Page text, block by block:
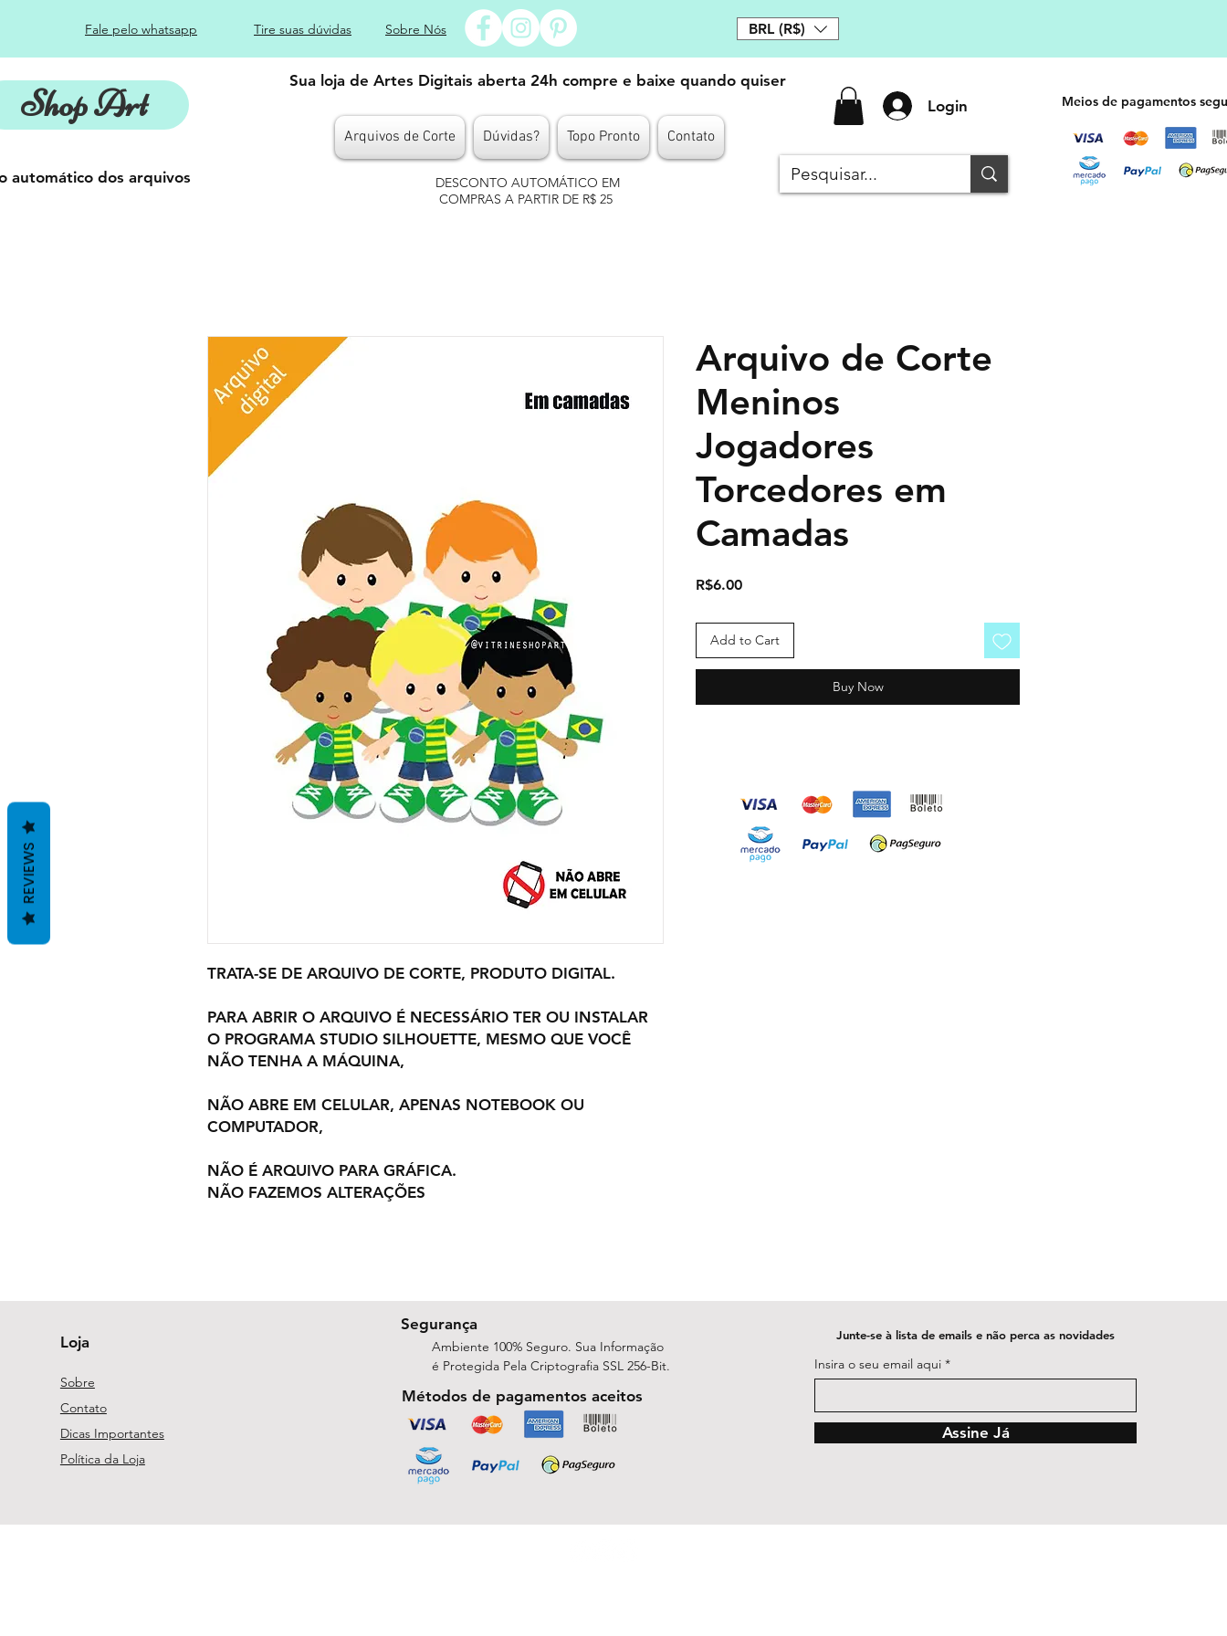
Fale pelo whatsapp Tire suas dúvidas Sobre Nós BRL (R$)
Shop Art
Sua loja de Artes Digitais aberta 24h compre e baixe quando quiser
Arquivos de Corte Dúvidas? Topo Pronto Contato
Login
automático dos arquivos
DESCONTO AUTOMÁTICO EM
COMPRAS A PARTIR DE R$ 25
Meios de pagamentos
TRATA-SE DE ARQUIVO DE CORTE, PRODUTO DIGITAL.
PARA ABRIR O ARQUIVO É NECESSÁRIO TER OU INSTALAR
O PROGRAMA STUDIO SILHOUETTE, MESMO QUE VOCÊ
NÃO TENHA A MÁQUINA,
NÃO ABRE EM CELULAR, APENAS NOTEBOOK OU
COMPUTADOR,
NÃO É ARQUIVO PARA GRÁFICA.
NÃO FAZEMOS ALTERAÇÕES
Arquivo de Corte
Meninos
Jogadores
Torcedores em
Camadas
R$6.00Price
Add to Cart
Buy Now
Loja
Sobre
Contato
Dicas Importantes
Política da Loja
Segurança
Ambiente 100% Seguro. Sua Informação
é Protegida Pela Criptografia SSL 256-Bit.
Métodos de pagamentos aceitos
Junte-se à lista de emails e não perca as novidades
Insira o seu email aqui
Assine Já
REVIEWS